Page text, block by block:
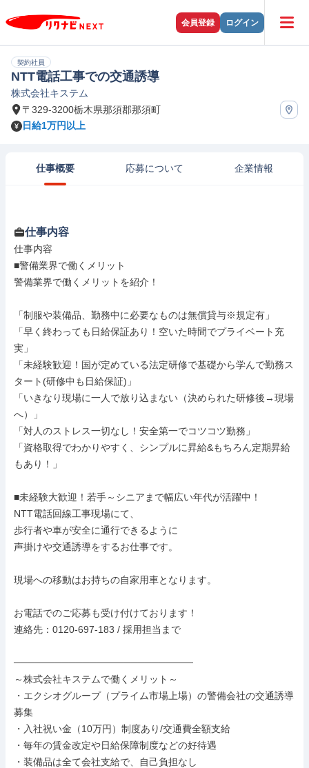
会員登録 ログイン
契約社員
NTT電話工事での交通誘導
株式会社キステム
〒329-3200栃木県那須郡那須町
日給1万円以上
仕事概要 応募について 企業情報
仕事内容
仕事内容
■警備業界で働くメリット
警備業界で働くメリットを紹介！
「制服や装備品、勤務中に必要なものは無償貸与※規定有」
「早く終わっても日給保証あり！空いた時間でプライベート充
実」
「未経験歓迎！国が定めている法定研修で基礎から学んで勤務ス
タート(研修中も日給保証)」
「いきなり現場に一人で放り込まない（決められた研修後→現場
へ）」
「対人のストレス一切なし！安全第一でコツコツ勤務」
「資格取得でわかりやすく、シンプルに昇給&もちろん定期昇給
もあり！」
■未経験大歓迎！若手～シニアまで幅広い年代が活躍中！
NTT電話回線工事現場にて、
歩行者や車が安全に通行できるように
声掛けや交通誘導をするお仕事です。
現場への移動はお持ちの自家用車となります。
お電話でのご応募も受け付けております！
連絡先：0120-697-183 / 採用担当まで
──────────────────────────
～株式会社キステムで働くメリット～
・エクシオグループ（プライム市場上場）の警備会社の交通誘導
募集
・入社祝い金（10万円）制度あり/交通費全額支給
・毎年の賃金改定や日給保障制度などの好待遇
・装備品は全て会社支給で、自己負担なし